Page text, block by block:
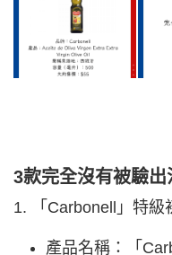
3款完全沒有被驗出
1. 「Carbonell」特級
產品名稱：「